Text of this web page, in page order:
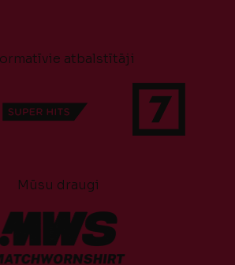
atbalstītāji
Mūsu draugi